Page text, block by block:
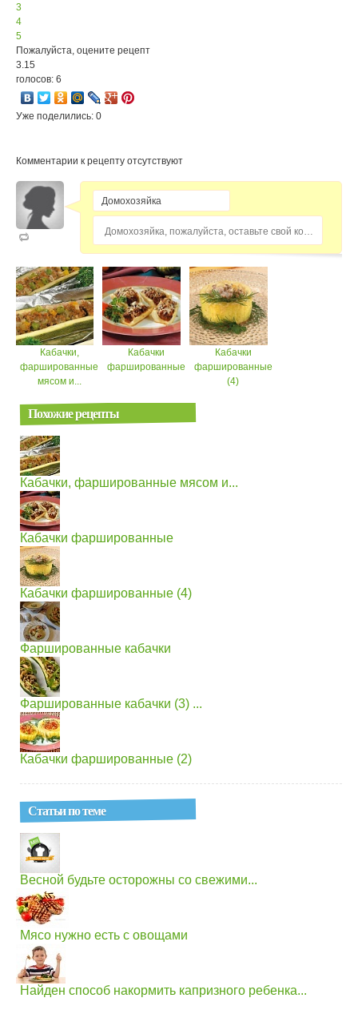
3
4
5
Пожалуйста, оцените рецепт
3.15
голосов: 6
Уже поделились: 0
Комментарии к рецепту отсутствуют
Домохозяйка, пожалуйста, оставьте свой комментарий...
Кабачки,
фаршированные
мясом и...
Кабачки
фаршированные
Кабачки
фаршированные
(4)
Похожие рецепты
Кабачки, фаршированные мясом и...
Кабачки фаршированные
Кабачки фаршированные (4)
Фаршированные кабачки
Фаршированные кабачки (3) ...
Кабачки фаршированные (2)
Статьи по теме
Весной будьте осторожны со свежими...
Мясо нужно есть с овощами
Найден способ накормить капризного ребенка...